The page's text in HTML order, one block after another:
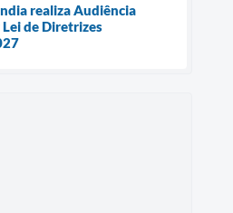
realiza Audiência
de Diretrizes